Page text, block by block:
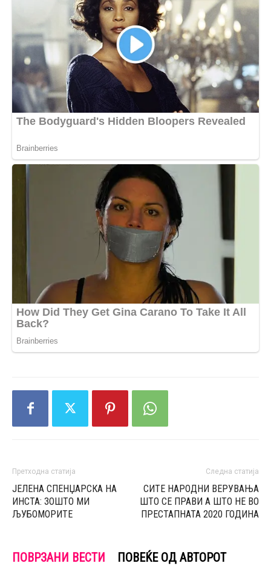
Претходна статија
ЈЕЛЕНА СПЕНЏАРСКА НА
ИНСТА: ЗОШТО МИ
ЉУБОМОРИТЕ
Следна статија
СИТЕ НАРОДНИ ВЕРУВАЊА
ШТО СЕ ПРАВИ А ШТО НЕ ВО
ПРЕСТАПНАТА 2020 ГОДИНА
ПОВРЗАНИ ВЕСТИ ПОВЕЌЕ ОД АВТОРОТ